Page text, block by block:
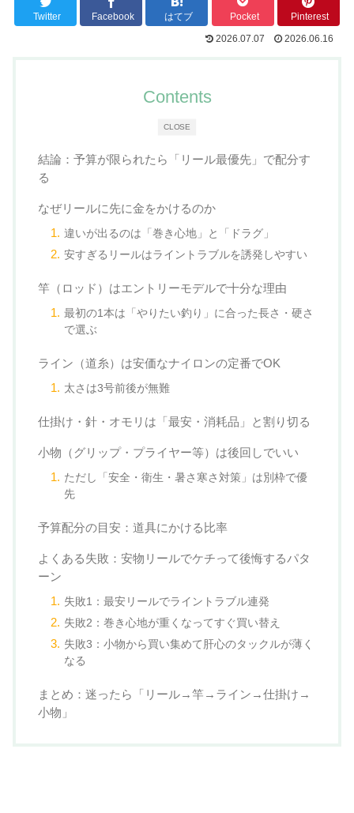
Twitter Facebook はてブ Pocket
Pinterest
2026.07.07
2026.06.16
CLOSE
Contents
結論：予算が限られたら「リール最優先」で配分す
る
なぜリールに先に金をかけるのか
違いが出るのは「巻き心地」と「ドラグ」
安すぎるリールはライントラブルを誘発しやすい
竿（ロッド）はエントリーモデルで十分な理由
最初の1本は「やりたい釣り」に合った長さ・硬さ
で選ぶ
ライン（道糸）は安価なナイロンの定番でOK
太さは3号前後が無難
仕掛け・針・オモリは「最安・消耗品」と割り切る
小物（グリップ・プライヤー等）は後回しでいい
ただし「安全・衛生・暑さ寒さ対策」は別枠で優
先
予算配分の目安：道具にかける比率
よくある失敗：安物リールでケチって後悔するパタ
ーン
失敗1：最安リールでライントラブル連発
失敗2：巻き心地が重くなってすぐ買い替え
失敗3：小物から買い集めて肝心のタックルが薄く
なる
まとめ：迷ったら「リール→竿→ライン→仕掛け→
小物」